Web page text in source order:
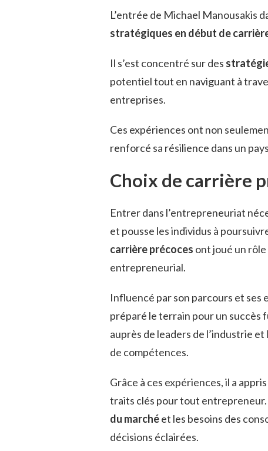
L’entrée de Michael Manousakis
stratégiques en début de
Il s’est concentré sur des
potentiel tout en naviguant à
entreprises.
Ces expériences ont non
renforcé sa résilience dans un
Choix de carrière
Entrer dans l’entrepreneuriat
et pousse les individus à
carrière précoces ont joué un
entrepreneurial.
Influencé par son parcours et ses
préparé le terrain pour un succès
auprès de leaders de l’industrie
de compétences.
Grâce à ces expériences, il a
traits clés pour tout
du marchéet les besoins des
décisions éclairées.